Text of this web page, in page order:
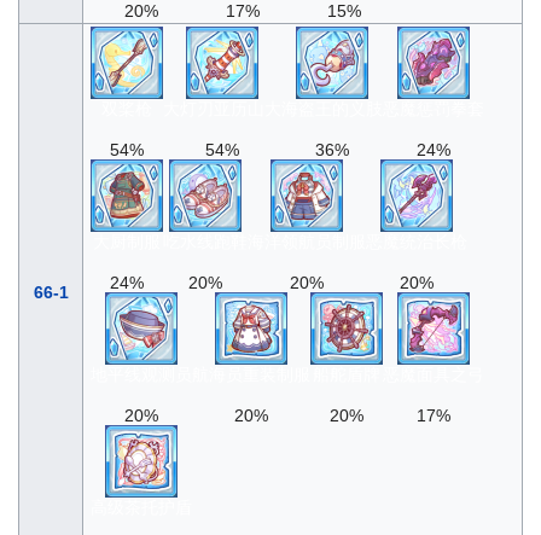
20% 17% 15%
66-1
54% 54% 36% 24%
24% 20% 20% 20%
20% 20% 20% 17%